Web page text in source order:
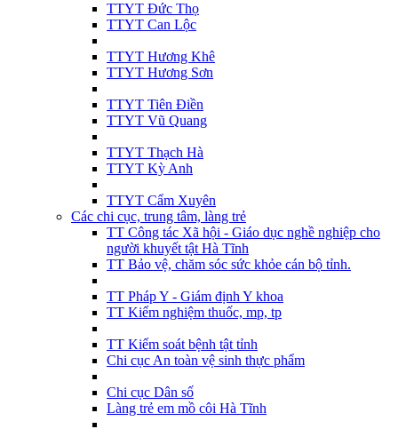
TTYT Đức Thọ
TTYT Can Lộc
TTYT Hương Khê
TTYT Hương Sơn
TTYT Tiên Điền
TTYT Vũ Quang
TTYT Thạch Hà
TTYT Kỳ Anh
TTYT Cẩm Xuyên
Các chi cục, trung tâm, làng trẻ
TT Công tác Xã hội - Giáo dục nghề nghiệp cho
người khuyết tật Hà Tĩnh
TT Bảo vệ, chăm sóc sức khỏe cán bộ tỉnh.
TT Pháp Y - Giám định Y khoa
TT Kiểm nghiệm thuốc, mp, tp
TT Kiểm soát bệnh tật tỉnh
Chi cục An toàn vệ sinh thực phẩm
Chi cục Dân số
Làng trẻ em mồ côi Hà Tĩnh